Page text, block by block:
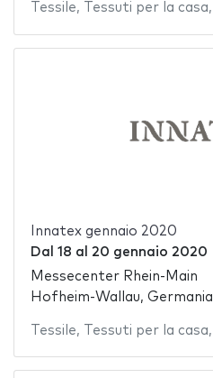
Tessile, Tessuti per la casa,
Innatex gennaio 2020
Dal 18 al 20 gennaio 2020
Messecenter Rhein-Main
Hofheim-Wallau, Germania
Tessile, Tessuti per la casa,